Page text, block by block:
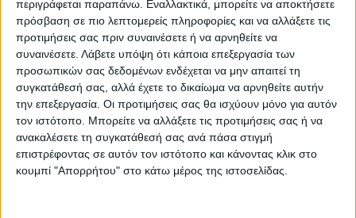
περιγράφεται παραπάνω. Εναλλακτικά, μπορείτε να αποκτήσετε
πρόσβαση σε πιο λεπτομερείς πληροφορίες και να αλλάξετε τις
προτιμήσεις σας πριν συναινέσετε ή να αρνηθείτε να
συναινέσετε. Λάβετε υπόψη ότι κάποια επεξεργασία των
προσωπικών σας δεδομένων ενδέχεται να μην απαιτεί τη
συγκατάθεσή σας, αλλά έχετε το δικαίωμα να αρνηθείτε αυτήν
την επεξεργασία. Οι προτιμήσεις σας θα ισχύουν μόνο για αυτόν
τον ιστότοπο. Μπορείτε να αλλάξετε τις προτιμήσεις σας ή να
ανακαλέσετε τη συγκατάθεσή σας ανά πάσα στιγμή
επιστρέφοντας σε αυτόν τον ιστότοπο και κάνοντας κλικ στο
κουμπί "Απορρήτου" στο κάτω μέρος της ιστοσελίδας.
VIDEO ΤΗΣ ΘΕΣΣΑΛΙΑΣ